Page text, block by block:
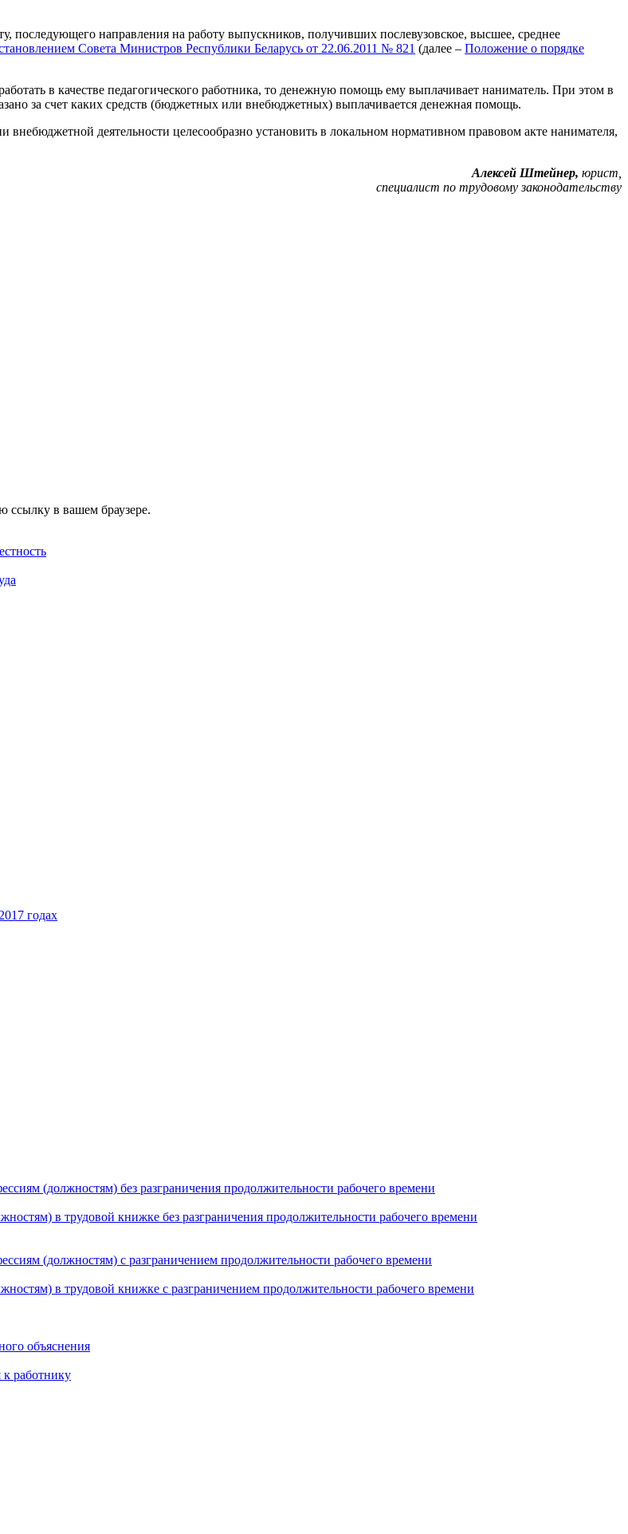
последующего направления на работу выпускников, получивших послевузовское, высшее, среднее
Совета Министров Республики Беларусь от 22.06.2011 № 821 (далее – Положение о порядке
в качестве педагогического работника, то денежную помощь ему выплачивает наниматель. При этом в
за счет каких средств (бюджетных или внебюджетных) выплачивается денежная помощь.
деятельности целесообразно установить в локальном нормативном правовом акте нанимателя,
Алексей Штейнер, юрист,
специалист по трудовому законодательству
ссылку в вашем браузере.
годах
(должностям) без разграничения продолжительности рабочего времени
в трудовой книжке без разграничения продолжительности рабочего времени
(должностям) с разграничением продолжительности рабочего времени
в трудовой книжке с разграничением продолжительности рабочего времени
объяснения
работнику